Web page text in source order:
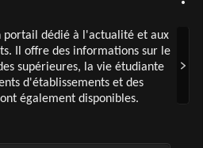
portail dédié à l'actualité et aux
Il offre des informations sur le
supérieures, la vie étudiante
d'établissements et des
également disponibles.